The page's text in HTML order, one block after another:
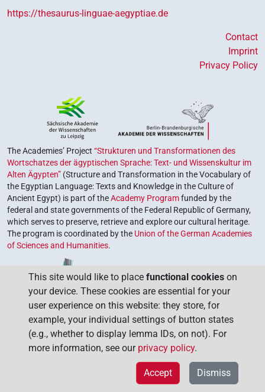
https://thesaurus-linguae-aegyptiae.de
Contact
Imprint
Privacy Policy
The Academies’ Project “Strukturen und Transformationen des
Wortschatzes der ägyptischen Sprache: Text- und Wissenskultur im
Alten Ägypten” (Structure and Transformation in the Vocabulary of
the Egyptian Language: Texts and Knowledge in the Culture of
Ancient Egypt) is part of theAcademy Programfunded by the
federal and state governments of the Federal Republic of Germany,
which serves to preserve, retrieve and explore our cultural heritage.
The program is coordinated by the Union of the German Academies
of Sciences and Humanities.
This site would like to place functional cookies on
your device. These cookies are essential for your
user experience on this website: they store, for
example, your individual settings of button states
(e.g., whether to display lemma IDs, on not). For
more information, see our privacy policy.
Dismiss
Accept